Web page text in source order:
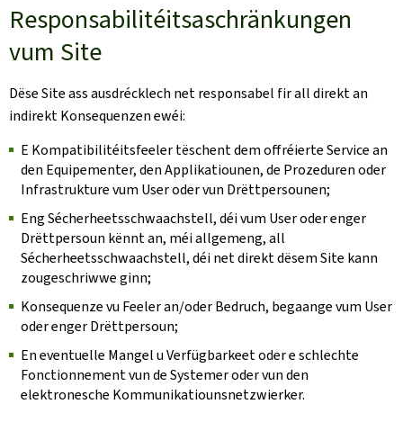
Responsabilitéitsaschränkungen
vum Site
Dëse Site ass ausdrécklech net responsabel fir all direkt an
indirekt Konsequenzen ewéi:
E Kompatibilitéitsfeeler tëschent dem offréierte Service an
den Equipementer, den Applikatiounen, de Prozeduren oder
Infrastrukture vum User oder vun Drëttpersounen;
Eng Sécherheetsschwaachstell, déi vum User oder enger
Drëttpersoun kënnt an, méi allgemeng, all
Sécherheetsschwaachstell, déi net direkt dësem Site kann
zougeschriwwe ginn;
Konsequenze vu Feeler an/oder Bedruch, begaange vum User
oder enger Drëttpersoun;
En eventuelle Mangel u Verfügbarkeet oder e schlechte
Fonctionnement vun de Systemer oder vun den
elektronesche Kommunikatiounsnetzwierker.